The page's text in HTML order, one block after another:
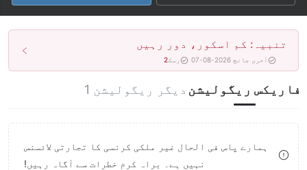
4
5
6
7
8
4
5
6
7
8
تنبیہ: کم اسکور، دور رہیں
آخری جانچ 2026-08-07 رسک2
فاریکس ریگولیشن دیگر ریگولیشن 1
ہمارے پاس فی الحال غیر ملکی کرنسی کا تجارتی لائسنس
نہیں ہے۔ براہ کرم خطرات سے آگاہ رہیں!